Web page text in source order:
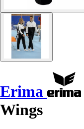
Erima
Wings